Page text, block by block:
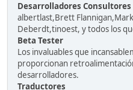
Desarrolladores Consultores
albertlast,Brett
Deberdt,tinoest, y todos los
Beta Tester
Los invaluables que
proporcionan
desarrolladores.
Traductores